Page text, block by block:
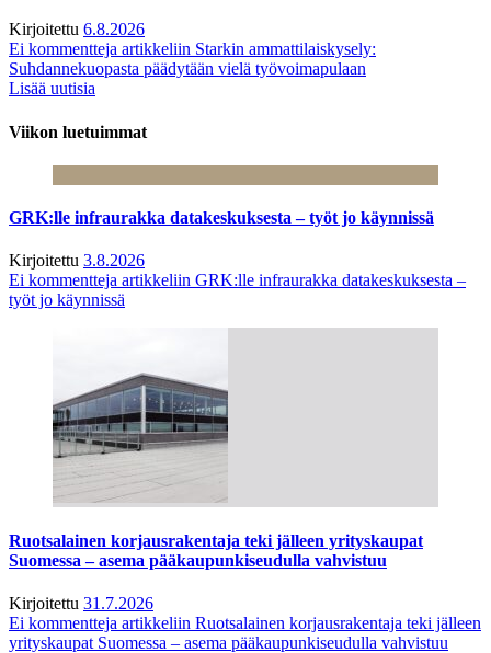
Kirjoitettu 6.8.2026
Ei kommentteja artikkeliin Starkin ammattilaiskysely:
Suhdannekuopasta päädytään vielä työvoimapulaan
Lisää uutisia
Viikon luetuimmat
GRK:lle infraurakka datakeskuksesta – työt jo käynnissä
Kirjoitettu 3.8.2026
Ei kommentteja artikkeliin GRK:lle infraurakka datakeskuksesta –
työt jo käynnissä
Ruotsalainen korjausrakentaja teki jälleen yrityskaupat
Suomessa – asema pääkaupunkiseudulla vahvistuu
Kirjoitettu 31.7.2026
Ei kommentteja artikkeliin Ruotsalainen korjausrakentaja teki jälleen
yrityskaupat Suomessa – asema pääkaupunkiseudulla vahvistuu